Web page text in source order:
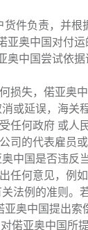
件负责，并
亚奥中国对付
中国尝试依
损失，偌亚奥
或延误，海
任何政府 或人
司的代表雇员
中国是否违反
任何意见，例
法例的准则。
奥中国提出
偌亚奥中国所